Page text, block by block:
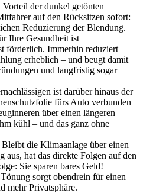
Vorteil der dunkel getönten
auf den Rücksitzen sofort:
Reduzierung der Blendung.
Ihre Gesundheit ist
förderlich. Immerhin reduziert
erheblich – und beugt damit
und langfristig sogar
ist darüber hinaus der
fürs Auto verbunden
über einen längeren
kühl – und das ganz ohne
Bleibt die Klimaanlage über einen
aus, hat das direkte Folgen auf den
Sie sparen bares Geld!
sorgt obendrein für einen
mehr Privatsphäre.